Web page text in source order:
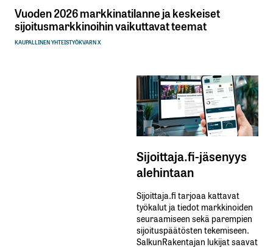
Vuoden 2026 markkinatilanne ja keskeiset
sijoitusmarkkinoihin vaikuttavat teemat
KAUPALLINEN YHTEISTYÖKVARN X
Sijoittaja.fi-jäsenyys
alehintaan
Sijoittaja.fi tarjoaa kattavat
työkalut ja tiedot markkinoiden
seuraamiseen sekä parempien
sijoituspäätösten tekemiseen.
SalkunRakentajan lukijat saavat